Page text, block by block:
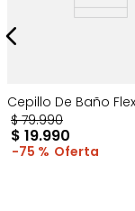
Cepillo De Baño
$ 79.990
$ 19.990
75 %